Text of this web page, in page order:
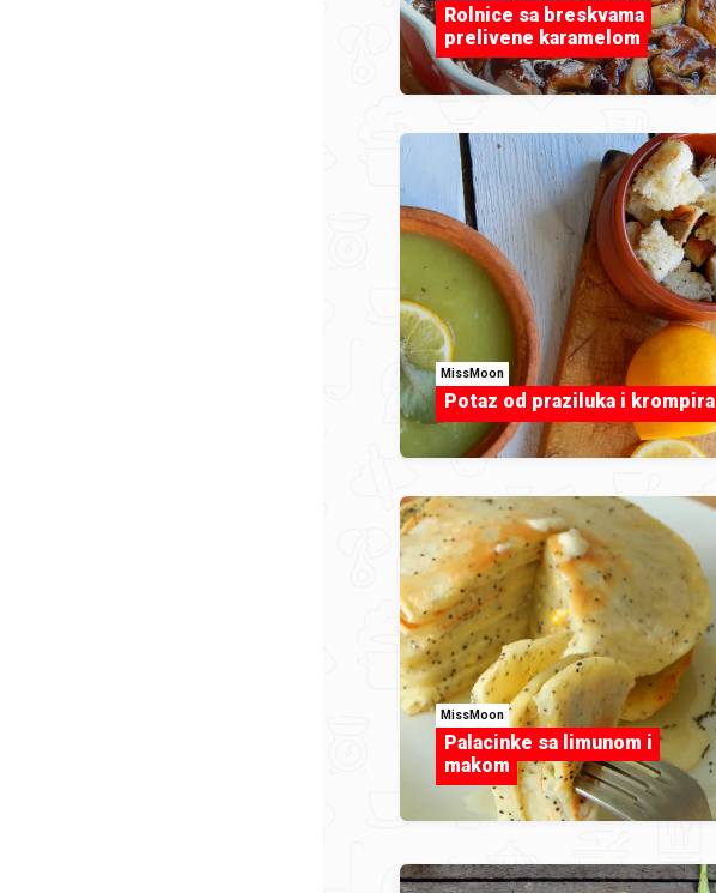
Rolnice sa breskvama
prelivene karamelom
MissMoon
Potaz od praziluka i krompira
MissMoon
Palacinke sa limunom i
makom